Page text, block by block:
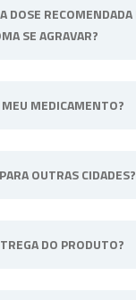
fica situada em
Paulo.
DOSE
SE AGRAVAR?
alterar a dose ou
MEDICAMENTO?
uma necessidade
OUTRAS CIDADES?
DO PRODUTO?